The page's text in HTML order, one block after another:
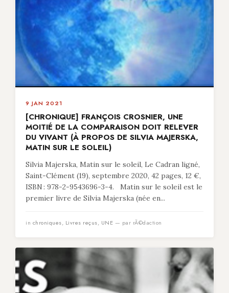
9 JAN 2021
[CHRONIQUE] FRANÇOIS CROSNIER, UNE
MOITIÉ DE LA COMPARAISON DOIT RELEVER
DU VIVANT (À PROPOS DE SILVIA MAJERSKA,
MATIN SUR LE SOLEIL)
Silvia Majerska, Matin sur le soleil, Le Cadran ligné,
Saint-Clément (19), septembre 2020, 42 pages, 12 €,
ISBN : 978-2-9543696-3-4. Matin sur le soleil est le
premier livre de Silvia Majerska (née en...
in chroniques, Livres reçus, UNE — par rÃ©daction